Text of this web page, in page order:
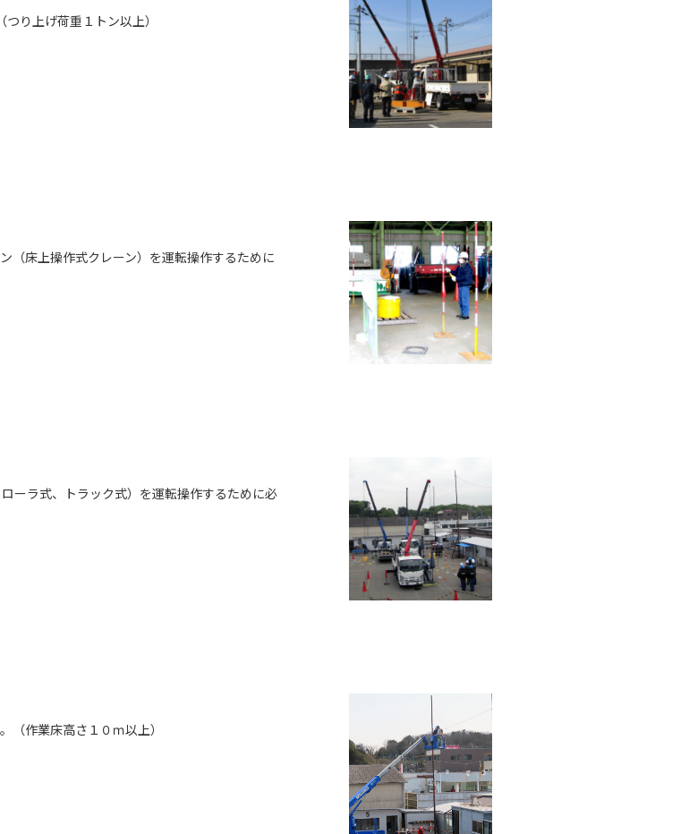
り上げ荷重１トン以上）
（床上操作式クレーン）を運転操作するために
ーラ式、トラック式）を運転操作するために必
（作業床高さ１０ｍ以上）